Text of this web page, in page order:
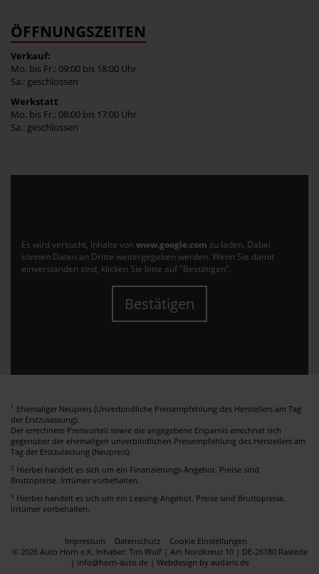
ÖFFNUNGSZEITEN
Verkauf:
Mo. bis Fr.: 09:00 bis 18:00 Uhr
Sa.: geschlossen
Werkstatt
Mo. bis Fr.: 08:00 bis 17:00 Uhr
Sa.: geschlossen
Es wird versucht, Inhalte von www.google.com zu laden. Dabei
können Daten an Dritte weitergegeben werden. Wenn Sie damit
einverstanden sind, klicken Sie bitte auf "Bestätigen".
Bestätigen
1 Ehemaliger Neupreis (Unverbindliche Preisempfehlung des Herstellers am Tag
der Erstzulassung).
Der errechnete Preisvorteil sowie die angegebene Ersparnis errechnet sich
gegenüber der ehemaligen unverbindlichen Preisempfehlung des Herstellers am
Tag der Erstzulassung (Neupreis).
2 Hierbei handelt es sich um ein Finanzierungs-Angebot. Preise sind
Bruttopreise. Irrtümer vorbehalten.
3 Hierbei handelt es sich um ein Leasing-Angebot. Preise sind Bruttopreise.
Irrtümer vorbehalten.
Impressum Datenschutz
Cookie Einstellungen
© 2026 Auto Horn e.K. Inhaber: Tim Wulf | Am Nordkreuz 10 | DE-26180 Rastede
| info@horn-auto.de | Webdesign by audaris.de